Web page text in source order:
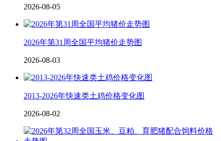
2026-08-05
2026年第31周全国平均猪价走势图
2026-08-03
2013-2026年快速类土鸡价格变化图
2026-08-02